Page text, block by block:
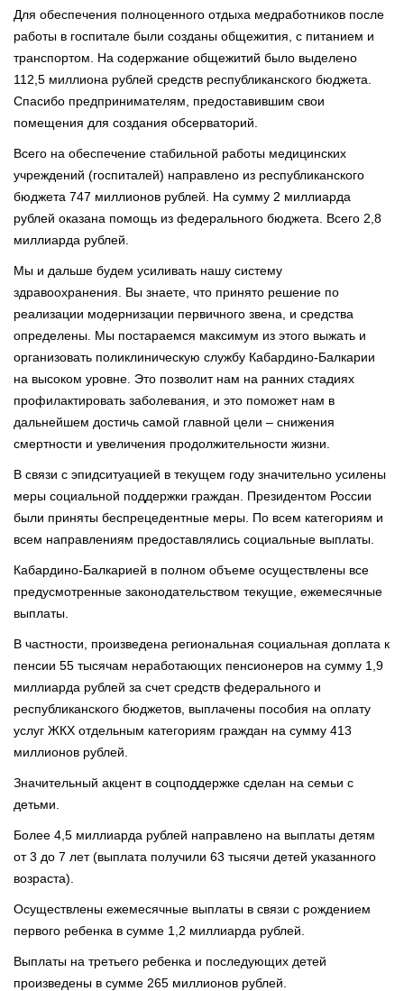
Для обеспечения полноценного отдыха медработников после
работы в госпитале были созданы общежития, с питанием и
транспортом. На содержание общежитий было выделено
112,5 миллиона рублей средств республиканского бюджета.
Спасибо предпринимателям, предоставившим свои
помещения для создания обсерваторий.
Всего на обеспечение стабильной работы медицинских
учреждений (госпиталей) направлено из республиканского
бюджета 747 миллионов рублей. На сумму 2 миллиарда
рублей оказана помощь из федерального бюджета. Всего 2,8
миллиарда рублей.
Мы и дальше будем усиливать нашу систему
здравоохранения. Вы знаете, что принято решение по
реализации модернизации первичного звена, и средства
определены. Мы постараемся максимум из этого выжать и
организовать поликлиническую службу Кабардино-Балкарии
на высоком уровне. Это позволит нам на ранних стадиях
профилактировать заболевания, и это поможет нам в
дальнейшем достичь самой главной цели – снижения
смертности и увеличения продолжительности жизни.
В связи с эпидситуацией в текущем году значительно усилены
меры социальной поддержки граждан. Президентом России
были приняты беспрецедентные меры. По всем категориям и
всем направлениям предоставлялись социальные выплаты.
Кабардино-Балкарией в полном объеме осуществлены все
предусмотренные законодательством текущие, ежемесячные
выплаты.
В частности, произведена региональная социальная доплата к
пенсии 55 тысячам неработающих пенсионеров на сумму 1,9
миллиарда рублей за счет средств федерального и
республиканского бюджетов, выплачены пособия на оплату
услуг ЖКХ отдельным категориям граждан на сумму 413
миллионов рублей.
Значительный акцент в соцподдержке сделан на семьи с
детьми.
Более 4,5 миллиарда рублей направлено на выплаты детям
от 3 до 7 лет (выплата получили 63 тысячи детей указанного
возраста).
Осуществлены ежемесячные выплаты в связи с рождением
первого ребенка в сумме 1,2 миллиарда рублей.
Выплаты на третьего ребенка и последующих детей
произведены в сумме 265 миллионов рублей.